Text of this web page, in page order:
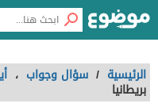
الرئيسية / سؤال وجواب ،
بريطانيا